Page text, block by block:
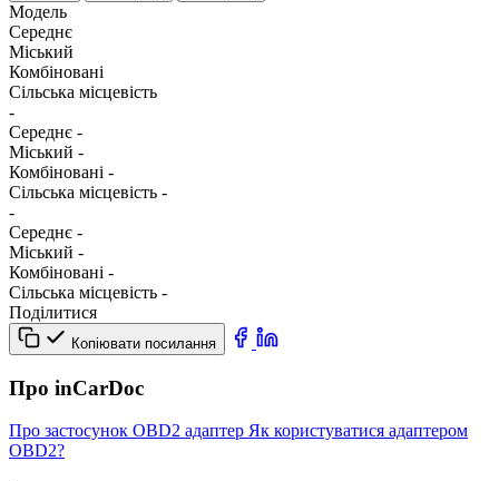
Модель
Середнє
Міський
Комбіновані
Сільська місцевість
-
Середнє -
Міський -
Комбіновані -
Сільська місцевість -
-
Середнє -
Міський -
Комбіновані -
Сільська місцевість -
Поділитися
Копіювати посилання
Про inCarDoc
Про застосунок OBD2 адаптер Як користуватися адаптером
OBD2?